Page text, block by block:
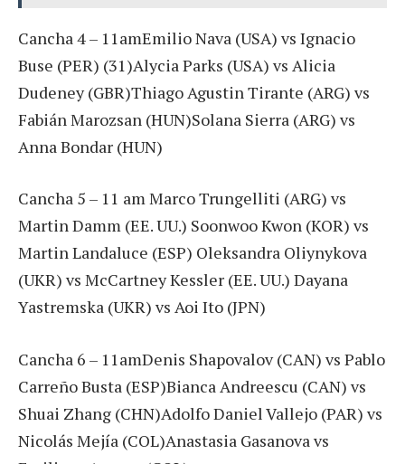
Cancha 4 – 11amEmilio Nava (USA) vs Ignacio
Buse (PER) (31)Alycia Parks (USA) vs Alicia
Dudeney (GBR)Thiago Agustin Tirante (ARG) vs
Fabián Marozsan (HUN)Solana Sierra (ARG) vs
Anna Bondar (HUN)
Cancha 5 – 11 am Marco Trungelliti (ARG) vs
Martin Damm (EE. UU.) Soonwoo Kwon (KOR) vs
Martin Landaluce (ESP) Oleksandra Oliynykova
(UKR) vs McCartney Kessler (EE. UU.) Dayana
Yastremska (UKR) vs Aoi Ito (JPN)
Cancha 6 – 11amDenis Shapovalov (CAN) vs Pablo
Carreño Busta (ESP)Bianca Andreescu (CAN) vs
Shuai Zhang (CHN)Adolfo Daniel Vallejo (PAR) vs
Nicolás Mejía (COL)Anastasia Gasanova vs